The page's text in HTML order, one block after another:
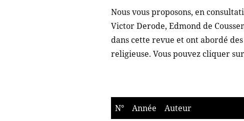
Nous vous proposons, en
Victor Derode, Edmond de
dans cette revue et ont abordé
religieuse. Vous pouvez cliquer
N° Année Auteur